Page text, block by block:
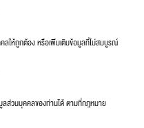
ห้ถูกต้อง หรือเพิ่มเติมข้อมูลที่ไม่สมบูรณ์
วนบุคคลของท่านได้ ตามที่กฎหมาย